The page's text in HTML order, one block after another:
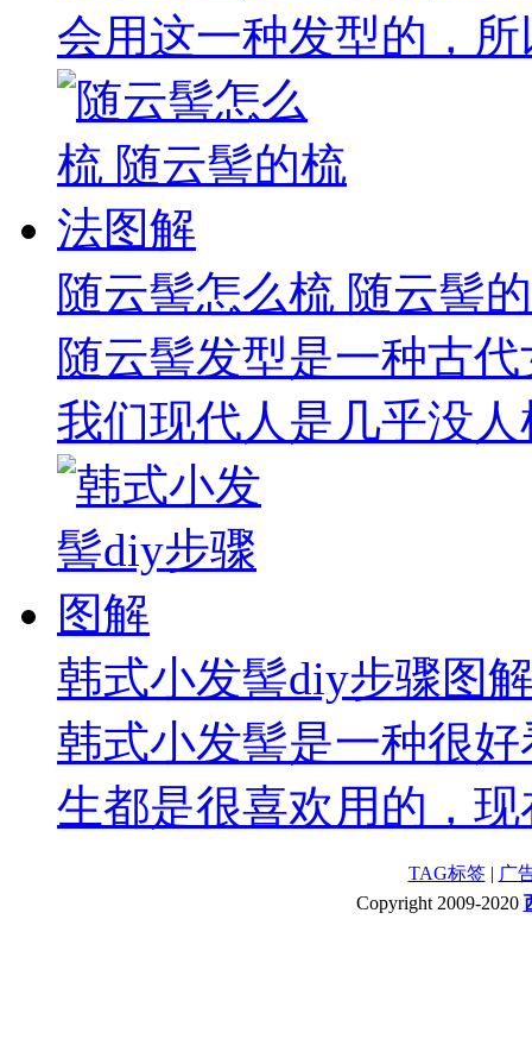
会用这一种发型的，
随云髻怎么梳 随云髻
随云髻发型是一种古
我们现代人是几乎没
韩式小发髻diy步骤图
韩式小发髻是一种很
生都是很喜欢用的，
TAG标签 | 广
Copyright 2009-2020